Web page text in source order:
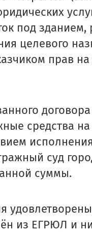
под
целевого
прав
средства
суд
суммы.
из ЕГРЮЛ и